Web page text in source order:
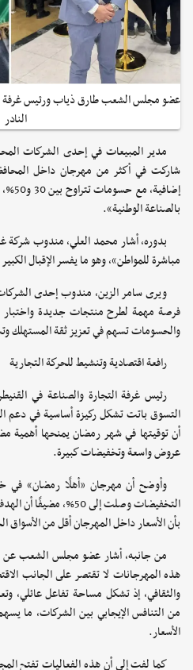
عضو مجلس الشعب طارق ذياب ورئيس غرفة
النادر
مدير المبيعات في إحدى الشركات
شاركت في أكثر من مهرجان داخل
بالصناعة الوطنية».
بدوره، أشار محمد العلي، مندوب شركة
مباشرة للمواطن»، وهو ما يفسر الإقبال
ويرى سامر الزين، مندوب إحدى
فرصة مهمة لطرح منتجات جديدة واختبار
والحسومات تسهم في تعزيز ثقة المستهلك
رافعة اقتصادية وتنشيط للحركة التجارية
رئيس غرفة التجارة والصناعة في
التسوق باتت تشكل ركيزة أساسية في دعم
أن توقيتها في شهر رمضان يمنحها أهمية
عروض واسعة وتخفيضات كبيرة.
التخفيضات وصلت إلى
بأن الأسعار داخل المهرجان أقل من الأسواق
من جانبه، أشار عضو مجلس الشعب عن
هذه المهرجانات لا تقتصر على الجانب
والثقافي، إذ تشكل مساحة تفاعل عائلي،
من التنافس الإيجابي بين الشركات، ما
الأسعار.
كما لفت إلى أن هذه الفعاليات تفتح